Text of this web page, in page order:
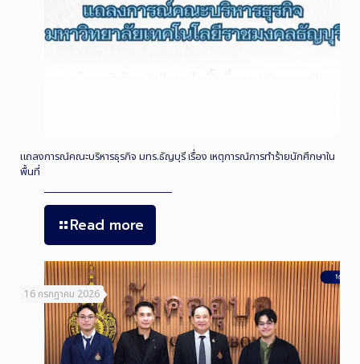
แถลงการณ์คณะบริหารธุรกิจ มทร.ธัญบุรี เรื่อง เหตุการณ์การทำร้ายนักศึกษาใน
พื้นที่
Read more
16 กรกฎาคม 2026